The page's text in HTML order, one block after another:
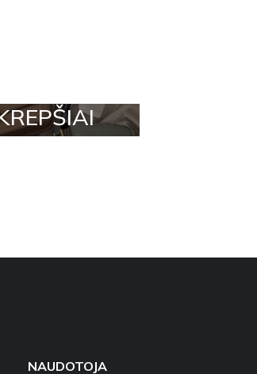
NAUDOTOJA